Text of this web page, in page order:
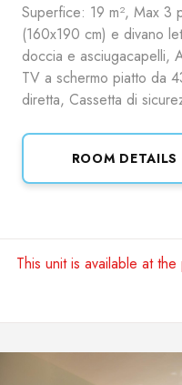
Superfice: 19 m², Max 3
(160x190 cm) e divano
doccia e asciugacapelli,
TV a schermo piatto da
diretta, Cassetta di
ROOM DETAILS
This unit is available at